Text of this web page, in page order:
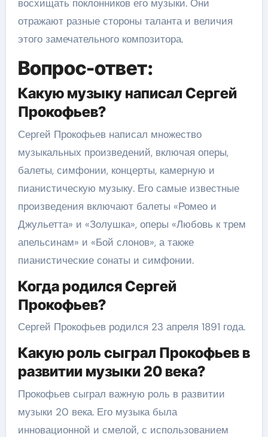
восхищать поклонников его музыки. Они
отражают разные стороны таланта и величия
этого замечательного композитора.
Вопрос-ответ:
Какую музыку написал Сергей
Прокофьев?
Сергей Прокофьев написал множество
музыкальных произведений, включая оперы,
балеты, симфонии, концерты, камерную и
пианистическую музыку. Его самые известные
произведения включают балеты «Ромео и
Джульетта» и «Золушка», оперы «Любовь к трем
апельсинам» и «Бой слонов», а также
пианистические сонаты и симфонии.
Когда родился Сергей
Прокофьев?
Сергей Прокофьев родился 23 апреля 1891 года.
Какую роль сыграл Прокофьев в
развитии музыки 20 века?
Прокофьев сыграл важную роль в развитии
музыки 20 века. Его музыка была
инновационной и смелой, с использованием